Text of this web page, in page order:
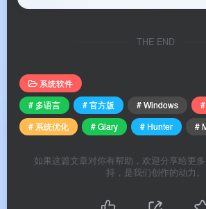
✅直观易用
上手
✅进程保护：一旦发现恶意进程
THE END
系统软件
# 多语言
# 官方版 # Windows
# 系统优化
# Glary # Hunter #
如果这篇文章对你有帮助，欢迎分享给更
持，是我们创作的动力。